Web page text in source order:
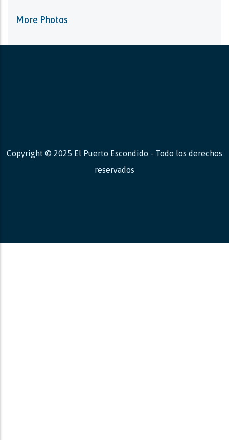
More Photos
Copyright © 2025 El Puerto Escondido - Todo los derechos
reservados